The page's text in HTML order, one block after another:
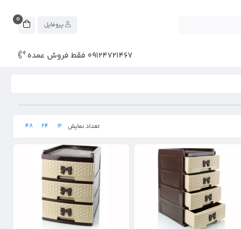
0
09124721467 فقط فروش عمده
تعداد نمایش 12
24
48